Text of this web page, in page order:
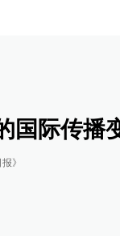
国际传播
》